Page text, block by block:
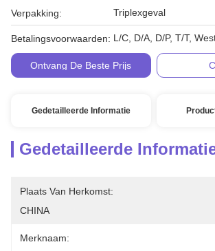
Verpakking: Triplexgeval
Betalingsvoorwaarden: L/C, D/A, D/P, T/T,
Ontvang De Beste Prijs
Gedetailleerde Informatie
Gedetailleerde
Plaats Van Herkomst:
CHINA
Merknaam: